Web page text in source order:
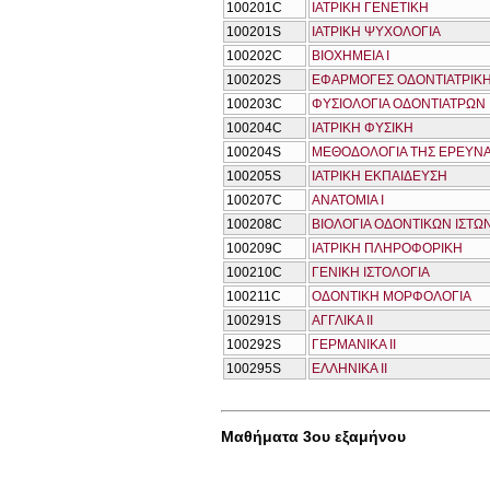
100201C
ΙΑΤΡΙΚΗ ΓΕΝΕΤΙΚΗ
100201S
ΙΑΤΡΙΚΗ ΨΥΧΟΛΟΓΙΑ
100202C
ΒΙΟΧΗΜΕΙΑ Ι
100202S
ΕΦΑΡΜΟΓΕΣ
100203C
ΦΥΣΙΟΛΟΓΙΑ ΟΔΟΝΤΙΑΤΡΩΝ
100204C
ΙΑΤΡΙΚΗ ΦΥΣΙΚΗ
100204S
ΜΕΘΟΔΟΛΟΓΙΑ ΤΗΣ
100205S
ΙΑΤΡΙΚΗ ΕΚΠΑΙΔΕΥΣΗ
100207C
ΑΝΑΤΟΜΙΑ Ι
100208C
ΒΙΟΛΟΓΙΑ ΟΔOΝΤΙΚΩΝ
100209C
ΙΑΤΡΙΚΗ ΠΛΗΡΟΦΟΡΙΚΗ
100210C
ΓΕΝΙΚΗ ΙΣΤΟΛΟΓΙΑ
100211C
ΟΔΟΝΤΙΚΗ ΜΟΡΦΟΛΟΓΙΑ
100291S
ΑΓΓΛΙΚΑ ΙΙ
100292S
ΓΕΡΜΑΝΙΚΑ ΙΙ
100295S
ΕΛΛΗΝΙΚΑ ΙΙ
Μαθήματα 3ου εξαμήνου